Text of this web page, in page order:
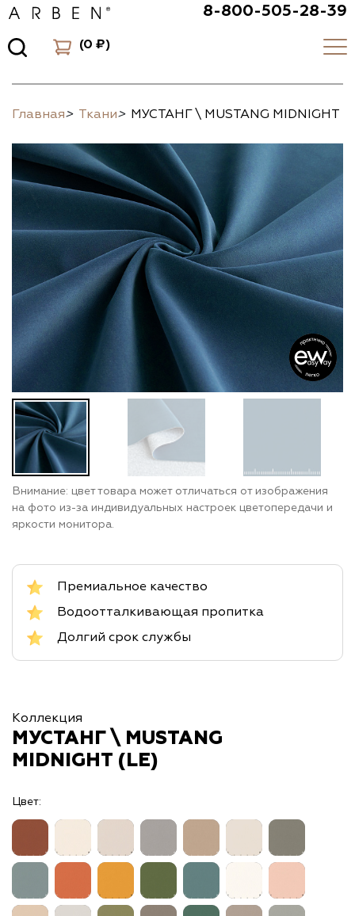
8-800-505-28-39
(0 ₽)
Главная> Ткани> МУСТАНГ \ MUSTANG MIDNIGHT
Внимание: цвет товара может отличаться от изображения
на фото из-за индивидуальных настроек цветопередачи и
яркости монитора.
Премиальное качество
Водоотталкивающая пропитка
Долгий срок службы
Коллекция
МУСТАНГ \ MUSTANG
MIDNIGHT (LE)
Цвет: